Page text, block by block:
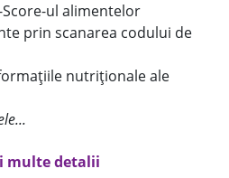
ul alimentelor
prin scanarea codului de
nutriționale ale
multe detalii